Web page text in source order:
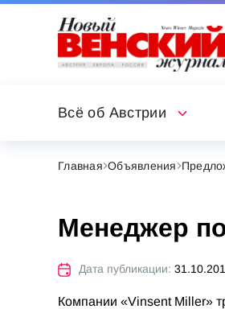
Всё об Австрии
Главная Объявления
Менеджер
Дата публикации:
Компании «Vinsent Miller»